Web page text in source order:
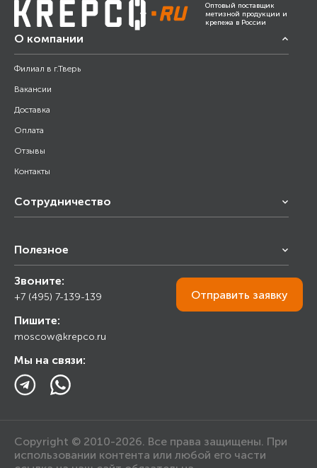
Оптовый поставщик
метизной продукции и
крепежа в России
О компании
Филиал в г.Тверь
Вакансии
Доставка
Оплата
Отзывы
Контакты
Сотрудничество
Снабжение строительства
Торговым организациям
Полезное
Калькулятор
Прайс лист
Ответы на вопросы
Блог
Звоните:
+7 (495) 7-139-139
Пишите:
moscow@krepco.ru
Мы на связи:
Отправить заявку
Copyright © 2010-2026. Все права защищены. При
использовании контента или любой его части